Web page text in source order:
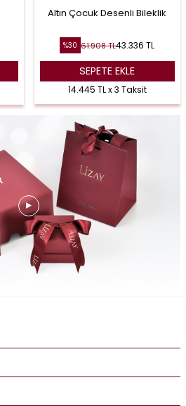
Altın Çocuk Desenli Bileklik
%30 61.908TL43.336 TL
SEPETE EKLE
14.445 TL x 3 Taksit